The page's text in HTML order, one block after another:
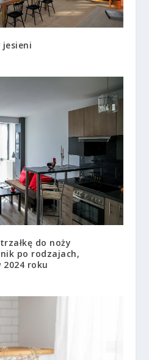
jesieni
do noży
po rodzajach,
roku